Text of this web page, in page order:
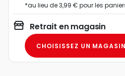
*au lieu de 3,99 € pour les
Retrait en magasin
CHOISISSEZ UN MAGASIN